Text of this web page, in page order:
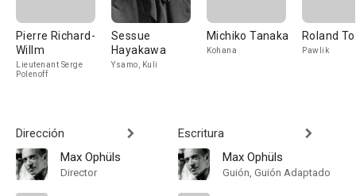
Pierre Richard-
Willm
Lieutenant Serge
Polenoff
Sessue
Hayakawa
Ysamo, Kuli
Michiko Tanaka
Kohana
Roland
Pawlik
Dirección
Max Ophüls
Director
Escritura
Max Ophüls
Guión, Guión Adaptado